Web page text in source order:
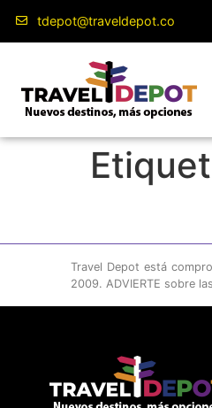
tdepot@traveldepot.co
Travel Depot está
2009. ADVIERTE sobre